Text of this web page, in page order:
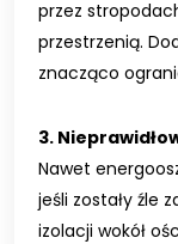
przez
przestrzenią.
znacząco
3.
Nawet
jeśli zostały źle
izolacji wokół